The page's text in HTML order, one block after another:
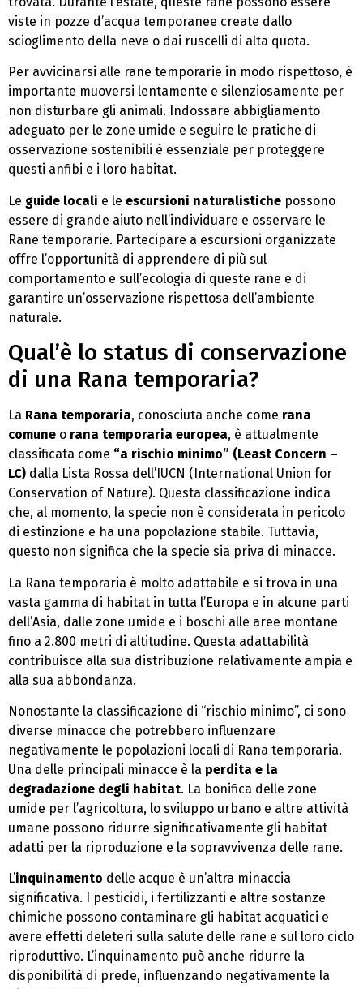
viste in pozze d’acqua temporanee create dallo
scioglimento della neve o dai ruscelli di alta quota.
Per avvicinarsi alle rane temporarie in modo rispettoso, è
importante muoversi lentamente e silenziosamente per
non disturbare gli animali. Indossare abbigliamento
adeguato per le zone umide e seguire le pratiche di
osservazione sostenibili è essenziale per proteggere
questi anfibi e i loro habitat.
Le guide locali e le escursioni naturalistiche possono
essere di grande aiuto nell’individuare e osservare le
Rane temporarie. Partecipare a escursioni organizzate
offre l’opportunità di apprendere di più sul
comportamento e sull’ecologia di queste rane e di
garantire un’osservazione rispettosa dell’ambiente
naturale.
Qual’è lo status di conservazione
di una Rana temporaria?
La Rana temporaria, conosciuta anche come rana
comune o rana temporaria europea, è attualmente
classificata come “a rischio minimo” (Least Concern –
LC) dalla Lista Rossa dell’IUCN (International Union for
Conservation of Nature). Questa classificazione indica
che, al momento, la specie non è considerata in pericolo
di estinzione e ha una popolazione stabile. Tuttavia,
questo non significa che la specie sia priva di minacce.
La Rana temporaria è molto adattabile e si trova in una
vasta gamma di habitat in tutta l’Europa e in alcune parti
dell’Asia, dalle zone umide e i boschi alle aree montane
fino a 2.800 metri di altitudine. Questa adattabilità
contribuisce alla sua distribuzione relativamente ampia e
alla sua abbondanza.
Nonostante la classificazione di “rischio minimo”, ci sono
diverse minacce che potrebbero influenzare
negativamente le popolazioni locali di Rana temporaria.
Una delle principali minacce è la perdita e la
degradazione degli habitat. La bonifica delle zone
umide per l’agricoltura, lo sviluppo urbano e altre attività
umane possono ridurre significativamente gli habitat
adatti per la riproduzione e la sopravvivenza delle rane.
L’inquinamento delle acque è un’altra minaccia
significativa. I pesticidi, i fertilizzanti e altre sostanze
chimiche possono contaminare gli habitat acquatici e
avere effetti deleteri sulla salute delle rane e sul loro ciclo
riproduttivo. L’inquinamento può anche ridurre la
disponibilità di prede, influenzando negativamente la